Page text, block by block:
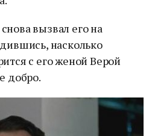
вызвал его на
насколько
с его женой Верой
добро.